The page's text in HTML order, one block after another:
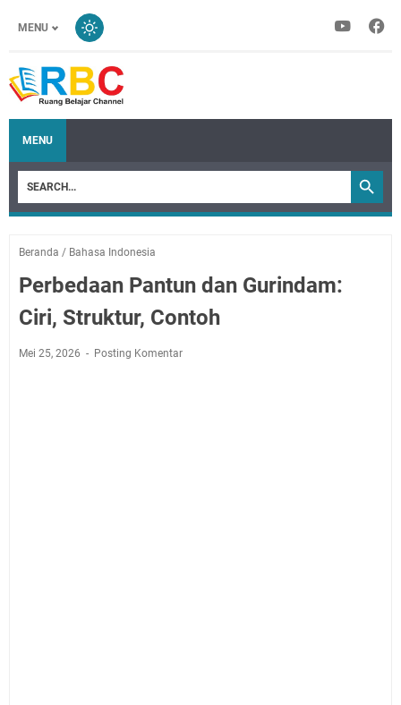
MENU
MENU
Beranda / Bahasa Indonesia
Perbedaan Pantun dan Gurindam:
Ciri, Struktur, Contoh
Mei 25, 2026 Posting Komentar